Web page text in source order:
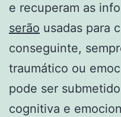
e recuperam as
serão usadas para
conseguinte,
traumático ou
pode ser
cognitiva e